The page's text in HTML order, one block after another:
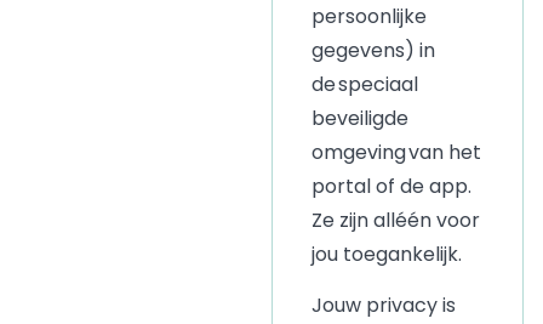
persoonlijke
gegevens) in
despeciaal
beveiligde
omgevingvan het
portal of de app.
Ze zijn alléén voor
jou toegankelijk.
Jouw privacy is